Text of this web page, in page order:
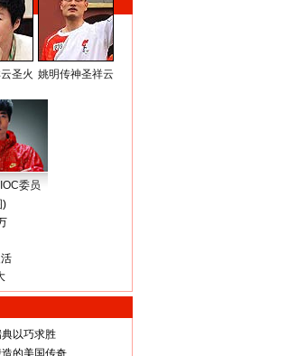
圣火 姚明传神圣祥云
委员
)
以巧求胜
的美国传奇